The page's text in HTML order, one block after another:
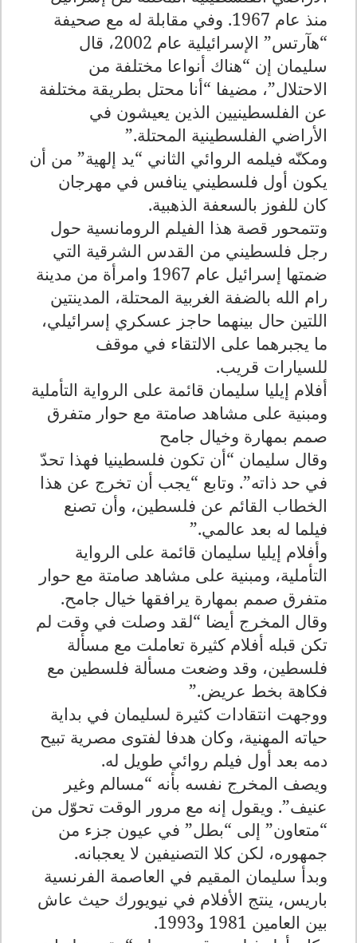
منذ عام 1967. وفي مقابلة له مع صحيفة
“هآرتس” الإسرائيلية عام 2002، قال
سليمان إن “هناك أنواعا مختلفة من
الاحتلال”، مضيفا “أنا محتل بطريقة مختلفة
عن الفلسطينيين الذين يعيشون في
الأراضي الفلسطينية المحتلة”.
ومكنّه فيلمه الروائي الثاني “يد إلهية” من أن
يكون أول فلسطيني ينافس في مهرجان
كان للفوز بالسعفة الذهبية.
وتتمحور قصة هذا الفيلم الرومانسية حول
رجل فلسطيني من القدس الشرقية التي
ضمتها إسرائيل عام 1967 وامرأة من مدينة
رام الله بالضفة الغربية المحتلة، المدينتين
اللتين حال بينهما حاجز عسكري إسرائيلي،
ما يجبرهما على الالتقاء في موقف
للسيارات قريب.
أفلام إيليا سليمان قائمة على الرواية التأملية
ومبنية على مشاهد صامتة مع حوار متفرق
صمم بمهارة وخيال جامح
وقال سليمان “أن تكون فلسطينيا فهذا تحدّ
في حد ذاته”. وتابع “يجب أن تخرج عن هذا
الخطاب القائم عن فلسطين، وأن تصنع
فيلما له بعد عالمي”.
وأفلام إيليا سليمان قائمة على الرواية
التأملية، ومبنية على مشاهد صامتة مع حوار
متفرق صمم بمهارة يرافقها خيال جامح.
وقال المخرج أيضا “لقد وصلت في وقت لم
تكن قبله أفلام كثيرة تعاملت مع مسألة
فلسطين، وقد وضعت مسألة فلسطين مع
فكاهة بخط عريض”.
ووجهت انتقادات كثيرة لسليمان في بداية
حياته المهنية، وكان هدفا لفتوى مصرية تبيح
دمه بعد أول فيلم روائي طويل له.
ويصف المخرج نفسه بأنه “مسالم وغير
عنيف”. ويقول إنه مع مرور الوقت تحوّل من
“متعاون” إلى “بطل” في عيون جزء من
جمهوره، لكن كلا التصنيفين لا يعجبانه.
وبدأ سليمان المقيم في العاصمة الفرنسية
باريس، ينتج الأفلام في نيويورك حيث عاش
بين العامين 1981 و1993
.